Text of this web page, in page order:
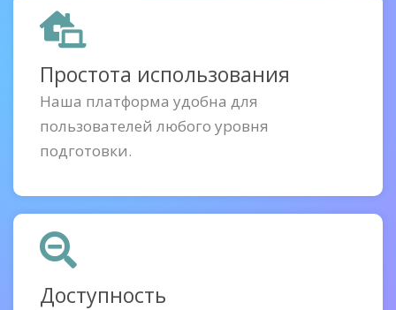
Простота использования
Наша платформа удобна для
пользователей любого уровня
подготовки.
Доступность